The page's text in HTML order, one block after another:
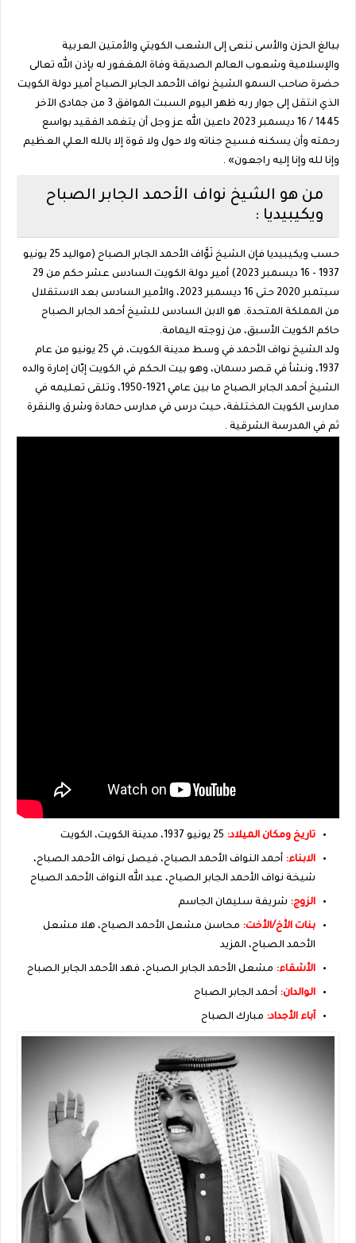
ببالغ الحزن والأسى ننعى إلى الشعب الكويتي والأمتين العربية
والإسلامية وشعوب العالم الصديقة وفاة المغفور له بإذن الله تعالى
حضرة صاحب السمو الشيخ نواف الأحمد الجابر الصباح أمير دولة الكويت
الذي انتقل إلى جوار ربه ظهر اليوم السبت الموافق 3 من جمادى الآخر
1445 / 16 ديسمبر 2023 داعين الله عز وجل أن يتغمد الفقيد بواسع
رحمته وأن يسكنه فسيح جناته ولا حول ولا قوة إلا بالله العلي العظيم
وإنا لله وإنا إليه راجعون» .
من هو الشيخ نواف الأحمد الجابر الصباح
ويكيبيديا :
حسب ويكيبيديا فإن الشيخ نَوَّاف الأحمد الجابر الصباح (مواليد 25 يونيو
1937 - 16 ديسمبر 2023) أمير دولة الكويت السادس عشر حكم من 29
سبتمبر 2020 حتى 16 ديسمبر 2023، والأمير السادس بعد الاستقلال
من المملكة المتحدة. هو الابن السادس للشيخ أحمد الجابر الصباح
حاكم الكويت الأسبق، من زوجته اليمامة.
ولد الشيخ نواف الأحمد في وسط مدينة الكويت، في 25 يونيو من عام
1937، ونشأ في قصر دسمان، وهو بيت الحكم في الكويت إبّان إمارة والده
الشيخ أحمد الجابر الصباح ما بين عامي 1921-1950، وتلقى تعليمه في
مدارس الكويت المختلفة، حيث درس في مدارس حمادة وشرق والنقرة
ثم في المدرسة الشرقية .
تاريخ ومكان الميلاد:
الابناء: أحمد النواف الأحمد الصباح، فيصل نواف الأحمد الصباح،
شيخة نواف الأحمد الجابر الصباح، عبد الله النواف الأحمد الصباح
الزوج: شريفة سليمان الجاسم
بنات الأخ/الأخت: محاسن مشعل الأحمد الصباح، هلا مشعل
الأحمد الصباح، المزيد
الأشقاء: مشعل الأحمد الجابر الصباح، فهد الأحمد الجابر الصباح
الوالدان: أحمد الجابر الصباح
آباء الأجداد: مبارك الصباح